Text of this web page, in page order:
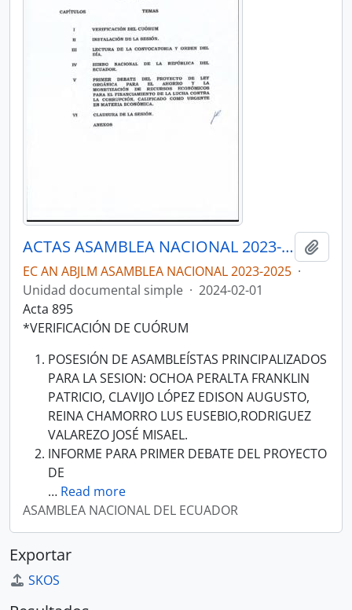
ACTAS ASAMBLEA NACIONAL 2023-2025
EC AN ABJLM ASAMBLEA NACIONAL 2023-2025 ·
Unidad documental simple · 2024-02-01
Acta 895
*VERIFICACIÓN DE CUÓRUM
POSESIÓN DE ASAMBLEÍSTAS PRINCIPALIZADOS
PARA LA SESION: OCHOA PERALTA FRANKLIN
PATRICIO, CLAVIJO LÓPEZ EDISON AUGUSTO,
REINA CHAMORRO LUS EUSEBIO,RODRIGUEZ
VALAREZO JOSÉ MISAEL.
INFORME PARA PRIMER DEBATE DEL PROYECTO
DE
… Read more
ASAMBLEA NACIONAL DEL ECUADOR
Exportar
SKOS